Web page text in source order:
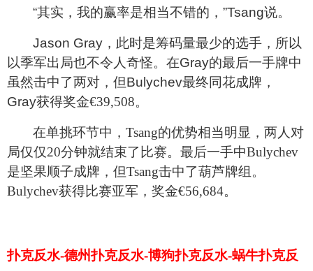
“其实，我的赢率是相当不错的，”Tsang说。
Jason Gray ，此时是筹码量最少的选手，所以
以季军出局也不令人奇怪。在Gray的最后一手牌中
虽然击中了两对，但Bulychev最终同花成牌，
Gray获得奖金€39,508。
在单挑环节中， Tsang的优势相当明显，两人对
局仅仅20分钟就结束了比赛。最后一手中Bulychev
是坚果顺子成牌，但Tsang击中了葫芦牌组。
Bulychev获得比赛亚军，奖金€56,684。
扑克反水-德州扑克反水-博狗扑克反水-蜗牛扑克反